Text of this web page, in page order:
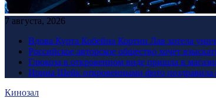
7 августа, 2026
Вдова Курта Кобейна Кортни Лав хотела
Российское авторское общество хочет
Глюкоза в откровенном виде пришла в
Ирина Шейк откровенными фото поздравила
Кинозал